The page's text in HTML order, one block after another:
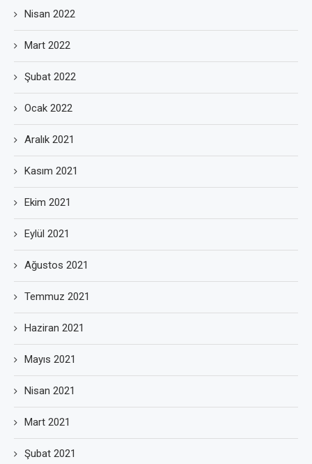
Nisan 2022
Mart 2022
Şubat 2022
Ocak 2022
Aralık 2021
Kasım 2021
Ekim 2021
Eylül 2021
Ağustos 2021
Temmuz 2021
Haziran 2021
Mayıs 2021
Nisan 2021
Mart 2021
Şubat 2021